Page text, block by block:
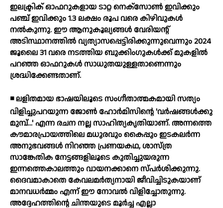
ഇലക്ട്രിക് ഓഫറുകളായ ടാറ്റ നെക്‌സോണ്‍ ഇവിക്കും
പഞ്ച് ഇവിക്കും 1.3 ലക്ഷം രൂപ വരെ കിഴിവുകള്‍
നല്‍കുന്നു. ഈ ആനുകൂല്യങ്ങള്‍ വേരിയന്റ്
അടിസ്ഥാനത്തില്‍ വ്യത്യാസപ്പെട്ടിരിക്കുന്നുവെന്നും 2024
ജൂലൈ 31 വരെ നടത്തിയ ബുക്കിംഗുകള്‍ക്ക് മുകളില്‍
പറഞ്ഞ ഓഫറുകള്‍ സാധുതയുള്ളതാണെന്നും
ശ്രദ്ധിക്കേണ്ടതാണ്.
◾ ലളിതമായ ഭാഷയിലൂടെ സംഗീതാത്മകമായി സത്യം
വിളിച്ചുപറയുന്ന ജോണ്‍ ഹോര്‍മിസിന്റെ 'വര്‍ഷങ്ങള്‍ക്കു
മുമ്പ്...' എന്ന രചന നല്ല സാഹിത്യകൃതിയാണ്. അന്നത്തെ
കൗമാരപ്രായത്തിലെ മധുരവും കൈപ്പും ഇടകലര്‍ന്ന
അനുഭവങ്ങള്‍ നിറഞ്ഞ പ്രണയകഥ, ശാസ്ത്ര
സാങ്കേതിക നേട്ടങ്ങളിലൂടെ കുതിച്ചുയരുന്ന
ഇന്നത്തെകാലത്തും വായനക്കാനെ സ്പര്‍ശിക്കുന്നു.
ദൈവമാകാതെ കേവലമര്‍ത്യനായി ജീവിച്ചിടുകയാണ്
മാനവധര്‍മ്മം എന്ന് ഈ നോവല്‍ വിളിച്ചോതുന്നു.
അദ്ദേഹത്തിന്റെ ചിന്തയുടെ മൂര്‍ച്ച എല്ലാ